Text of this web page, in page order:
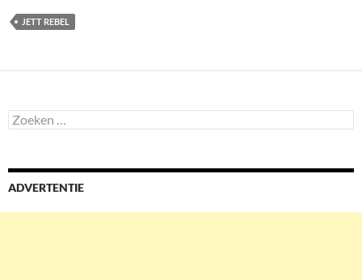
JETT REBEL
Zoeken
naar:
ADVERTENTIE